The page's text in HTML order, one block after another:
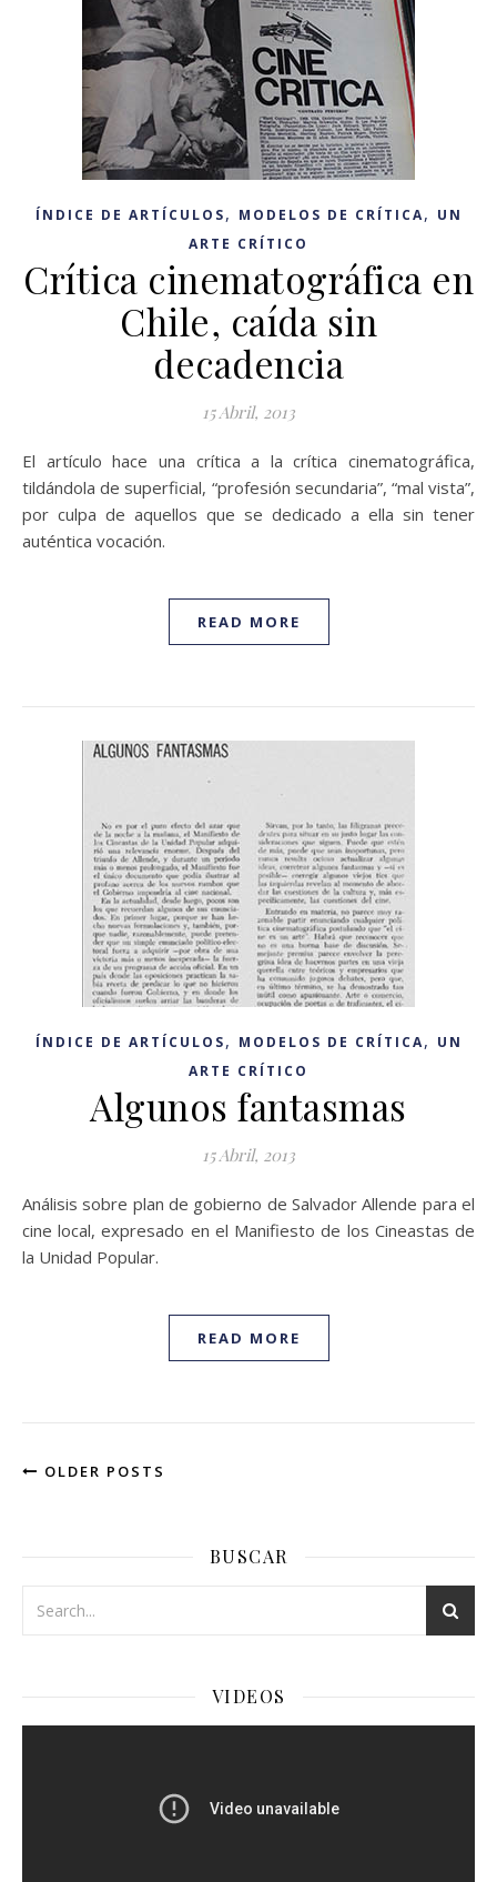
ÍNDICE DE ARTÍCULOS, MODELOS DE CRÍTICA, UN
ARTE CRÍTICO
Crítica cinematográfica en
Chile, caída sin
decadencia
15 Abril, 2013
El artículo hace una crítica a la crítica cinematográfica,
tildándola de superficial, “profesión secundaria”, “mal vista”,
por culpa de aquellos que se dedicado a ella sin tener
auténtica vocación.
READ MORE
ÍNDICE DE ARTÍCULOS, MODELOS DE CRÍTICA, UN
ARTE CRÍTICO
Algunos fantasmas
15 Abril, 2013
Análisis sobre plan de gobierno de Salvador Allende para el
cine local, expresado en el Manifiesto de los Cineastas de
la Unidad Popular.
READ MORE
OLDER POSTS
BUSCAR
VIDEOS